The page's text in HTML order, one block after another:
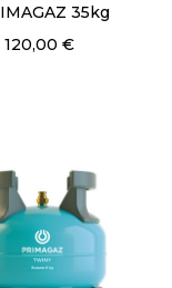
35kg
120,00 €